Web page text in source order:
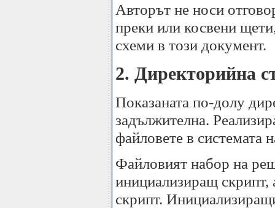
Авторът не носи
преки или косвени
схеми в този документ.
2. Директорийна
Показаната по-долу
задължителна.
файловете в системата
Файловият набор на
инициализиращ
скрипт.